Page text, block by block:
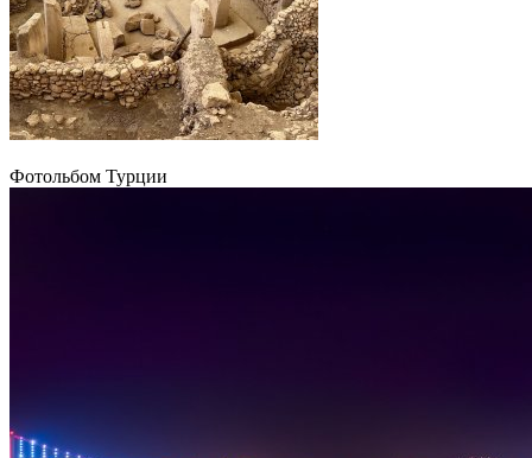
Фотольбом Турции